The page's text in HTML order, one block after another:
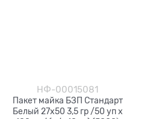
НФ-00015081
Пакет майка БЗП Стандарт
Белый 27х50 3,5 гр /50 уп х